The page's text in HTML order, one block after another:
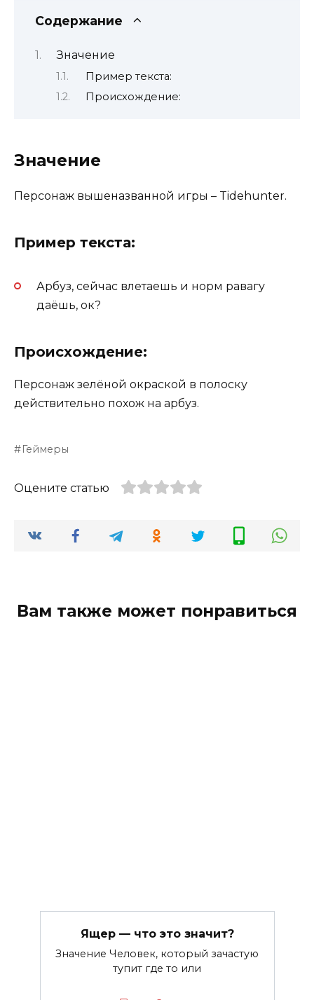
Содержание
Значение
Пример текста:
Происхождение:
Значение
Персонаж вышеназванной игры – Tidehunter.
Пример текста:
Арбуз, сейчас влетаешь и норм равагу
даёшь, ок?
Происхождение:
Персонаж зелёной окраской в полоску
действительно похож на арбуз.
Геймеры
Оцените статью
Вам также может понравиться
Ящер — что это значит?
Значение Человек, который зачастую
тупит где то или